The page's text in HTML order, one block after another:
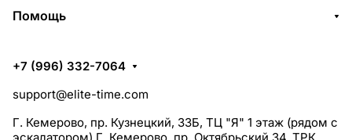
Помощь
+7 (996) 332-7064
support@elite-time.com
Г. Кемерово, пр. Кузнецкий, 33Б, ТЦ "Я" 1 этаж (рядом с